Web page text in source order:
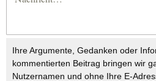
Ihre Argumente, Gedanken oder
kommentierten Beitrag bringen wir
Nutzernamen und ohne Ihre E-